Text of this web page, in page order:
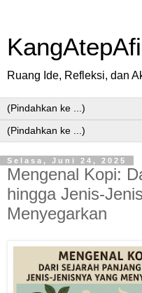
Ruang Ide, Refleksi, dan
Selasa, Juni 24, 2025
Mengenal Kopi:
hingga Jenis-
Menyegarkan